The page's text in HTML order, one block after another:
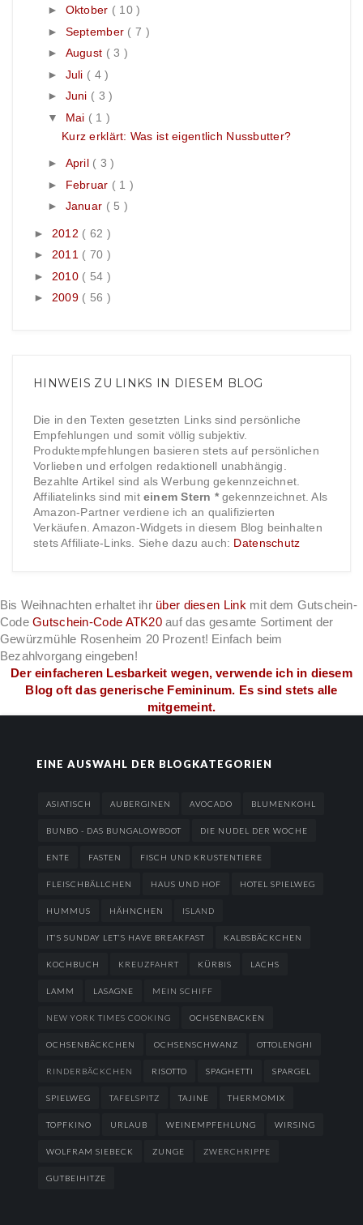
► Oktober ( 10 )
► September ( 7 )
► August ( 3 )
► Juli ( 4 )
► Juni ( 3 )
▼ Mai ( 1 )
Kurz erklärt: Was ist eigentlich Nussbutter?
► April ( 3 )
► Februar ( 1 )
► Januar ( 5 )
► 2012 ( 62 )
► 2011 ( 70 )
► 2010 ( 54 )
► 2009 ( 56 )
HINWEIS ZU LINKS IN DIESEM BLOG
Die in den Texten gesetzten Links sind persönliche
Empfehlungen und somit völlig subjektiv.
Produktempfehlungen basieren stets auf persönlichen
Vorlieben und erfolgen redaktionell unabhängig.
Bezahlte Artikel sind als Werbung gekennzeichnet.
Affiliatelinks sind miteinem Stern *gekennzeichnet. Als
Amazon-Partner verdiene ich an qualifizierten
Verkäufen. Amazon-Widgets in diesem Blog beinhalten
stets Affiliate-Links. Siehe dazu auch: Datenschutz
Bis Weihnachten erhaltet ihr über diesen Link mit dem Gutschein-
CodeGutschein-Code ATK20 auf das gesamte Sortiment der
Gewürzmühle Rosenheim 20 Prozent! Einfach beim
Bezahlvorgang eingeben!
Der einfacheren Lesbarkeit wegen, verwende ich in diesem
Blog oft das generische Femininum. Es sind stets alle
mitgemeint.
EINE AUSWAHL DER BLOGKATEGORIEN
ASIATISCH AUBERGINEN AVOCADO BLUMENKOHL
BUNBO - DAS BUNGALOWBOOT DIE NUDEL DER WOCHE
ENTE FASTEN FISCH UND KRUSTENTIERE
FLEISCHBÄLLCHEN HAUS UND HOF HOTEL SPIELWEG
HUMMUS HÄHNCHEN ISLAND
IT’S SUNDAY LET’S HAVE BREAKFAST KALBSBÄCKCHEN
KOCHBUCH KREUZFAHRT KÜRBIS LACHS
LAMM LASAGNE MEIN SCHIFF
NEW YORK TIMES COOKING OCHSENBACKEN
OCHSENBÄCKCHEN OCHSENSCHWANZ OTTOLENGHI
RINDERBÄCKCHEN RISOTTO SPAGHETTI SPARGEL
SPIELWEG TAFELSPITZ TAJINE THERMOMIX
TOPFKINO URLAUB WEINEMPFEHLUNG WIRSING
WOLFRAM SIEBECK ZUNGE ZWERCHRIPPE
GUTBEIHITZE